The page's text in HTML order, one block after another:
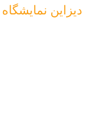
دیزاین نمایشگاه